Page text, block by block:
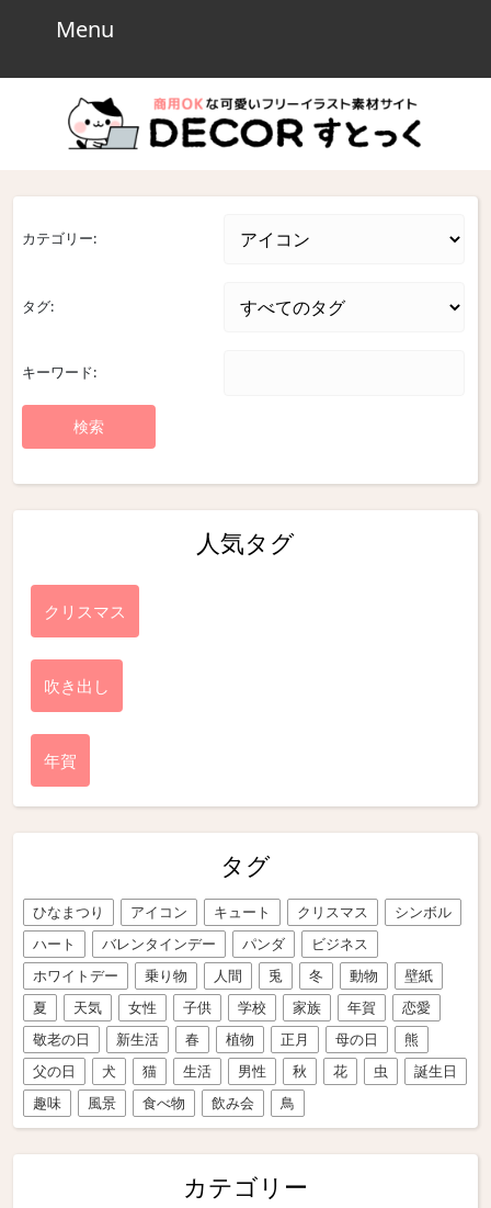
Menu
カテゴリー:
タグ:
キーワード:
人気タグ
クリスマス
吹き出し
年賀
タグ
ひなまつり アイコン キュート クリスマス
シンボル
ハート
バレンタインデー パンダ
ビジネス
ホワイトデー
乗り物 人間 兎 冬 動物
壁紙
夏
天気 女性 子供 学校 家族 年賀
恋愛
敬老の日
新生活 春 植物 正月 母の日
熊
父の日
犬 猫 生活 男性 秋 花 虫
誕生日
趣味
風景 食べ物 飲み会 鳥
カテゴリー